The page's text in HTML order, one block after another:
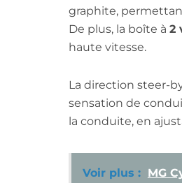
graphite,
De plus, la boîte à 2
haute vitesse.
La direction steer-
sensation de
la conduite, en
Voir plus : MG